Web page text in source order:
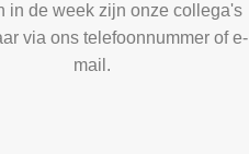
in de week zijn onze collega's
via ons telefoonnummer of e-
mail.